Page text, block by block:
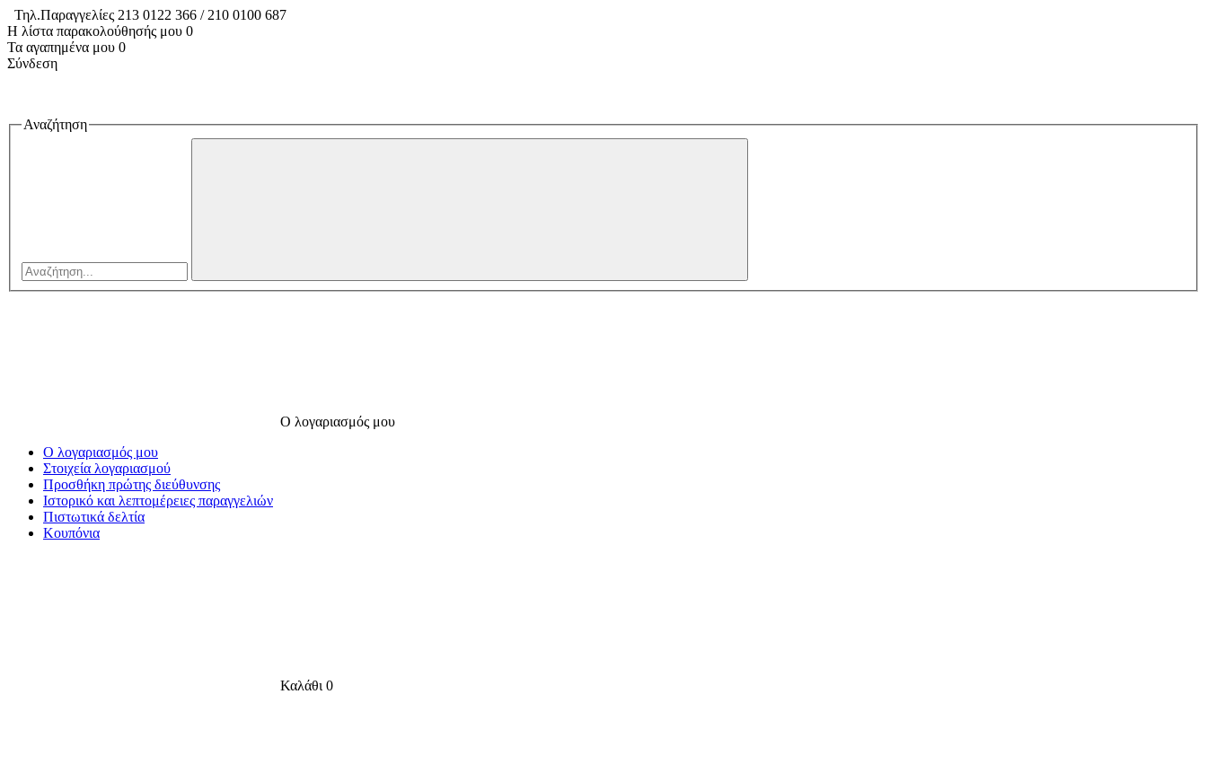
Τηλ.Παραγγελίες 213 0122 366 / 210 0100 687
Η λίστα παρακολούθησής μου 0
Τα αγαπημένα μου 0
Σύνδεση
Αναζήτηση
Ο λογαριασμός μου
Ο λογαριασμός μου
Στοιχεία λογαριασμού
Προσθήκη πρώτης διεύθυνσης
Ιστορικό και λεπτομέρειες παραγγελιών
Πιστωτικά δελτία
Κουπόνια
Καλάθι 0